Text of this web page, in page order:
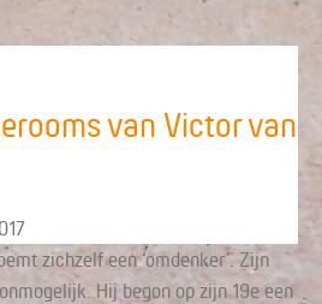
van Victor van
zichzelf een ‘omdenker’. Zijn
Hij begon op zijn 19e een